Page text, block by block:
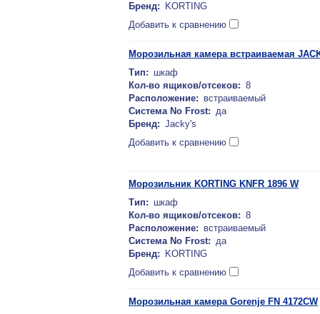
Бренд:
KORTING
Добавить к сравнению
Морозильная камера встраиваемая
Тип: шкаф
Кол-во ящиков/отсеков: 8
Расположение: встраиваемый
Система No Frost: да
Бренд: Jacky's
Добавить к сравнению
Морозильник KORTING KNFR 1896 W
Тип: шкаф
Кол-во ящиков/отсеков: 8
Расположение: встраиваемый
Система No Frost: да
Бренд:
KORTING
Добавить к сравнению
Морозильная камера Gorenje FN 4172CW